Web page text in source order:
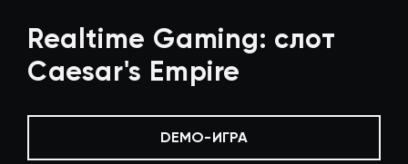
Realtime Gaming: слот
Caesar's Empire
DEMO-ИГРА